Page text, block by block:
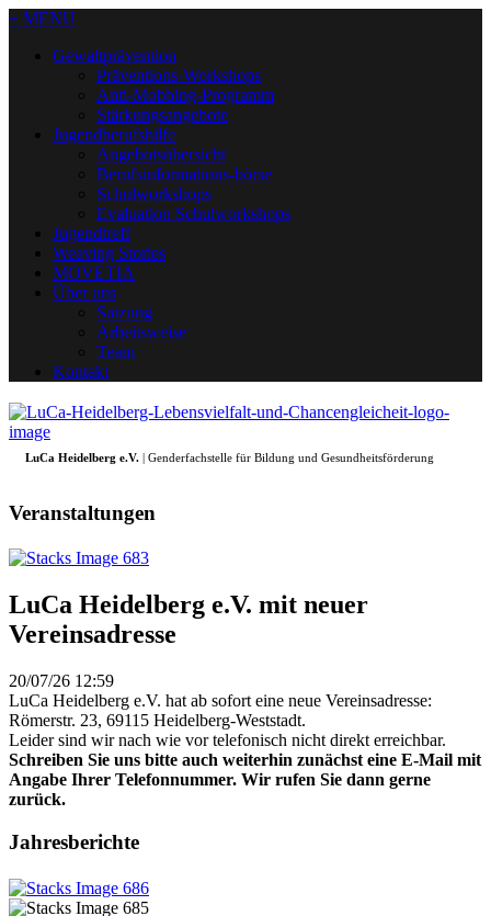
+ MENU
Gewaltprävention
Präventions-Workshops
Anti-Mobbing-Programm
Stärkungsangebote
Jugendberufshilfe
Angebotsübersicht
Berufsinformations-börse
Schulworkshops
Evaluation Schulworkshops
Jugendtreff
Weaving Stories
MOVETIA
Über uns
Satzung
Arbeitsweise
Team
Kontakt
LuCa Heidelberg e.V. | Genderfachstelle für Bildung und Gesundheitsförderung
Veranstaltungen
LuCa Heidelberg e.V. mit neuer
Vereinsadresse
20/07/26 12:59
LuCa Heidelberg e.V. hat ab sofort eine neue Vereinsadresse:
Römerstr. 23, 69115 Heidelberg-Weststadt.
Leider sind wir nach wie vor telefonisch nicht direkt erreichbar.
Schreiben Sie uns bitte auch weiterhin zunächst eine E-Mail mit
Angabe Ihrer Telefonnummer. Wir rufen Sie dann gerne
zurück.
Jahresberichte